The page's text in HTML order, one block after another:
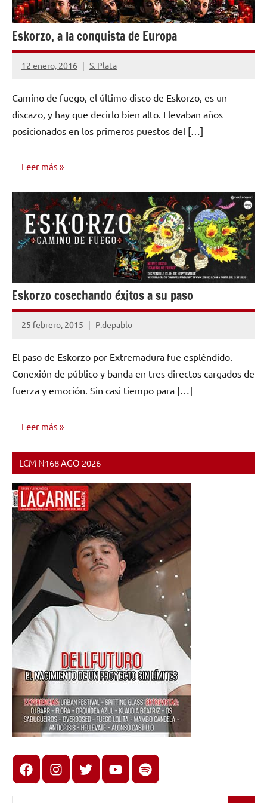
Eskorzo, a la conquista de Europa
12 enero, 2016 S. Plata
2
Camino de fuego, el último disco de Eskorzo, es un
discazo, y hay que decirlo bien alto. Llevaban años
posicionados en los primeros puestos del […]
Leer más
ENTREVISTAS
Eskorzo cosechando éxitos a su paso
25 febrero, 2015 P.depablo
No
comentarios
El paso de Eskorzo por Extremadura fue espléndido.
Conexión de público y banda en tres directos cargados de
fuerza y emoción. Sin casi tiempo para […]
Leer más
NOTICIAS
LCM N168 AGO 2026
FacebookInstagram
X youtubespotify